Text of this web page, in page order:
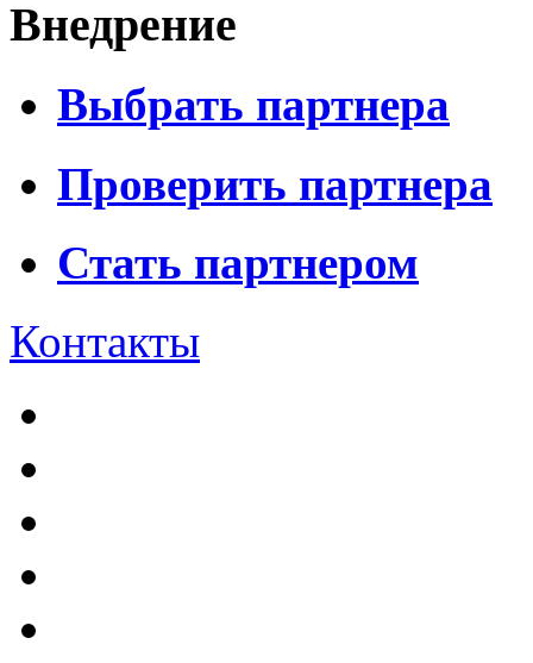
Внедрение
Выбрать партнера
Проверить партнера
Стать партнером
Контакты